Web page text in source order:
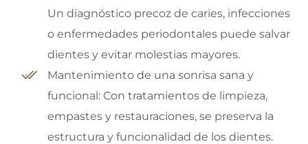
Un diagnóstico precoz de caries, infecciones
o enfermedades periodontales puede salvar
dientes y evitar molestias mayores.
Mantenimiento de una sonrisa sana y
funcional: Con tratamientos de limpieza,
empastes y restauraciones, se preserva la
estructura y funcionalidad de los dientes.